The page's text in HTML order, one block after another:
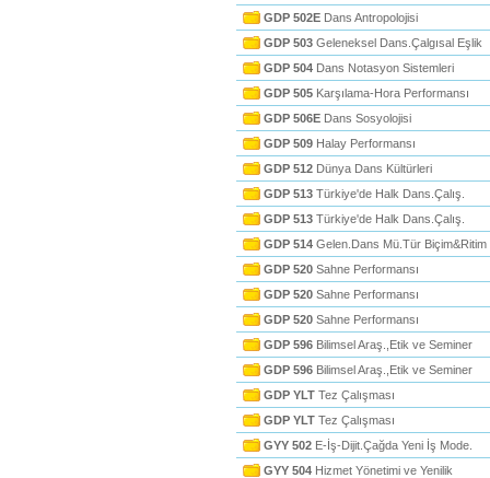
GDP 502E Dans Antropolojisi
GDP 503 Geleneksel Dans.Çalgısal Eşlik
GDP 504 Dans Notasyon Sistemleri
GDP 505 Karşılama-Hora Performansı
GDP 506E Dans Sosyolojisi
GDP 509 Halay Performansı
GDP 512 Dünya Dans Kültürleri
GDP 513 Türkiye'de Halk Dans.Çalış.
GDP 513 Türkiye'de Halk Dans.Çalış.
GDP 514 Gelen.Dans Mü.Tür Biçim&Ritim
GDP 520 Sahne Performansı
GDP 520 Sahne Performansı
GDP 520 Sahne Performansı
GDP 596 Bilimsel Araş.,Etik ve Seminer
GDP 596 Bilimsel Araş.,Etik ve Seminer
GDP YLT Tez Çalışması
GDP YLT Tez Çalışması
GYY 502 E-İş-Dijit.Çağda Yeni İş Mode.
GYY 504 Hizmet Yönetimi ve Yenilik